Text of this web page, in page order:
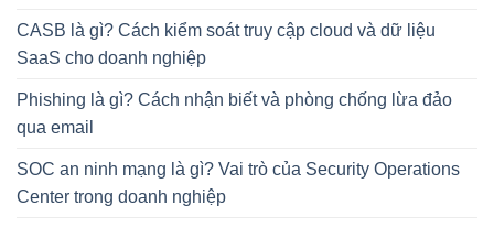
CASB là gì? Cách kiểm soát truy cập cloud và dữ liệu
SaaS cho doanh nghiệp
Phishing là gì? Cách nhận biết và phòng chống lừa đảo
qua email
SOC an ninh mạng là gì? Vai trò của Security Operations
Center trong doanh nghiệp